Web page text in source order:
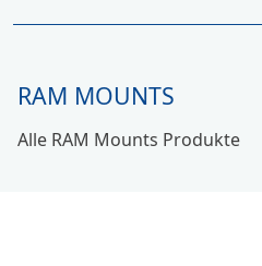
RAM MOUNTS
Alle RAM Mounts Produkte